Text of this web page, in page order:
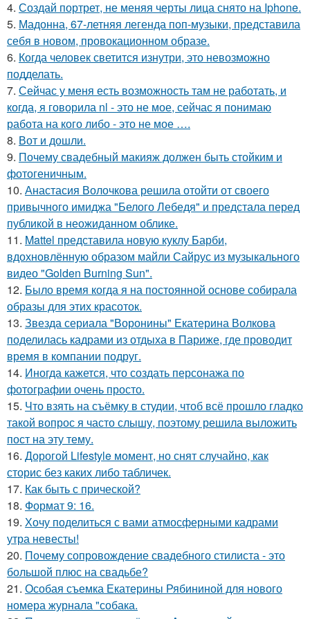
4. Создай портрет, не меняя черты лица снято на Iphone.
5. Мадонна, 67-летняя легенда поп-музыки, представила
себя в новом, провокационном образе.
6. Когда человек светится изнутри, это невозможно
подделать.
7. Сейчас у меня есть возможность там не работать, и
когда, я говорила nl - это не мое, сейчас я понимаю
работа на кого либо - это не мое ….
8. Вот и дошли.
9. Почему свадебный макияж должен быть стойким и
фотогеничным.
10. Анастасия Волочкова решила отойти от своего
привычного имиджа "Белого Лебедя" и предстала перед
публикой в неожиданном облике.
11. Mattel представила новую куклу Барби,
вдохновлённую образом майли Сайрус из музыкального
видео "Golden Burning Sun".
12. Было время когда я на постоянной основе собирала
образы для этих красоток.
13. Звезда сериала "Воронины" Екатерина Волкова
поделилась кадрами из отдыха в Париже, где проводит
время в компании подруг.
14. Иногда кажется, что создать персонажа по
фотографии очень просто.
15. Что взять на съёмку в студии, чтоб всё прошло гладко
такой вопрос я часто слышу, поэтому решила выложить
пост на эту тему.
16. Дорогой Lifestyle момент, но снят случайно, как
сторис без каких либо табличек.
17. Как быть с прической?
18. Формат 9: 16.
19. Хочу поделиться с вами атмосферными кадрами
утра невесты!
20. Почему сопровождение свадебного стилиста - это
большой плюс на свадьбе?
21. Особая съемка Екатерины Рябининой для нового
номера журнала "собака.